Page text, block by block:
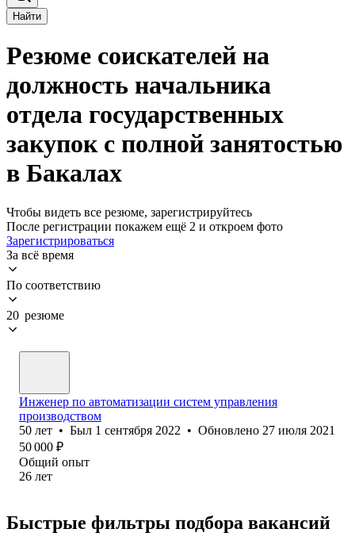
Найти
Резюме соискателей на
должность начальника
отдела государственных
закупок с полной занятостью
в Бакалах
Чтобы видеть все резюме, зарегистрируйтесь
После регистрации покажем ещё 2 и откроем фото
Зарегистрироваться
За всё время
По соответствию
20 резюме
Инженер по автоматизации систем управления
производством
50 лет • Был 1 сентября 2022 • Обновлено 27 июля 2021
50 000 ₽
Общий опыт
26 лет
Быстрые фильтры подбора вакансий